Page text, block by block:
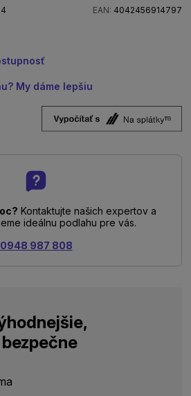
EAN: 4042456914797
My dáme lepšiu
Kontaktujte našich expertov a
ideálnu podlahu pre vás.
0948 987 808